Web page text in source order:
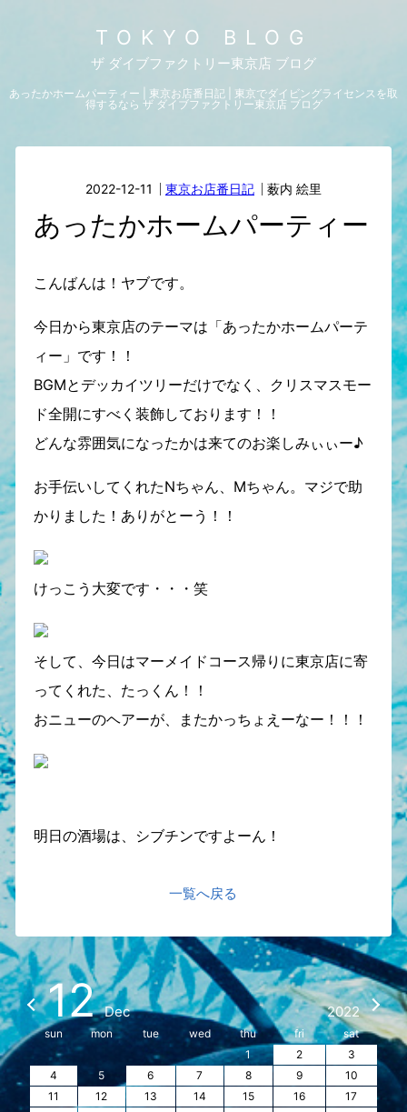
TOKYO BLOG
ザ ダイブファクトリー東京店 ブログ
あったかホームパーティー | 東京お店番日記 | 東京でダイビングライセンスを取
得するなら ザ ダイブファクトリー東京店 ブログ
2022-12-11 東京お店番日記 薮内 絵里
あったかホームパーティー
こんばんは！ヤブです。
今日から東京店のテーマは「あったかホームパーテ
ィー」です！！
BGMとデッカイツリーだけでなく、クリスマスモー
ド全開にすべく装飾しております！！
どんな雰囲気になったかは来てのお楽しみぃぃー♪
お手伝いしてくれたNちゃん、Mちゃん。マジで助
かりました！ありがとーう！！
けっこう大変です・・・笑
そして、今日はマーメイドコース帰りに東京店に寄
ってくれた、たっくん！！
おニューのヘアーが、またかっちょえーなー！！！
明日の酒場は、シブチンですよーん！
一覧へ戻る
12 Dec 2022
sun mon tue wed thu fri
sat
1
2
3
4
5 6 7 8 9
10
11
12 13 14 15 16
17